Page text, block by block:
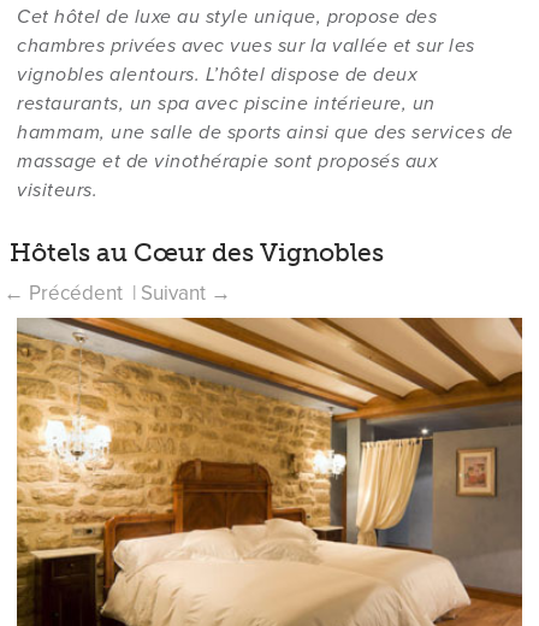
Cet hôtel de luxe au style unique, propose des
chambres privées avec vues sur la vallée et sur les
vignobles alentours. L’hôtel dispose de deux
restaurants, un spa avec piscine intérieure, un
hammam, une salle de sports ainsi que des services de
massage et de vinothérapie sont proposés aux
visiteurs.
Hôtels au Cœur des Vignobles